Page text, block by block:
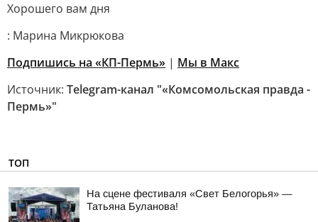
Хорошего вам дня
: Марина Микрюкова
Подпишись на «КП-Пермь» | Мы в Maкс
Источник: Telegram-канал "«Комсомольская правда -
Пермь»"
ТОП
На сцене фестиваля «Свет Белогорья» —
Татьяна Буланова!